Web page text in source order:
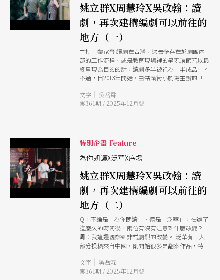
的市場考量，如此共時，多少暗示著社會氛圍之於
自掏腰包，成為劇場實驗的白老鼠（雖說這個提
問，似乎也不限於讀劇演出）？先不提每場讀劇各
自初衷，一旦售票成為商業行為，便不能不從經濟
角度顧慮觀眾感受，多少還是得讓觀眾覺得精采，
好聽好看。這大概也是理應低成本、形式單純的讀
劇，卻總是在展演規模之間拉扯，甚至加入簡單走
位、燈光變化、音效搭配，以豐富舞台變化的原因
演也帶入自身美學偏好與劇本詮釋，更加模糊劇本
原初面貌。往好處想，在讀劇階段能有導演從另一
表，有時吸引人的正是未被局限的可能性。大型商
業劇場以讀劇導入「作品開發」思維，近年在音樂
劇更為常見，公部門場館如臺北表演藝術中心、衛
或持續投入資源，民間單位也有榮耀基金會與文化
樂劇創投媒合平台」。 從產業面來看，讀劇能協
助篩選具有發展潛力的作品；但若從創
姚立群X周慧玲X吳政翰：讀
劇，再次建構編劇可以前往的
地方（一）
主持 黎家齊 讀劇在台灣，過去多存在於劇團內
部的工作流程、或是教育現場裡的呈現環節若以最
終呈現為目的的話，讀劇多半被視為「半成品」。
不過，自2013年開始，由牯嶺街小劇場主辦的「為
農場」出現，讀劇的生態似乎有了轉捩點。「為你
朗讀」與「劇本農場」獲得劇本的方式不同，一是
而「為你朗讀」則因不同屆數有相異做法）。 到
了2015年的「全球泛華青年劇本創作」（後簡稱
「泛華」）更是將收攏劇本的方式設定為競賽，並
期裡也有不同劇團、單位開始嘗試讀劇節相關活
持續至今。這直接影響到讀劇可以被執行的目的、
功能，乃至於整體形式、內容的變動，甚至更往
「演出形式的一種」靠攏。「序場劇本發展中心」
（後簡稱「序場」）於2024年登場，有意識地以劇
本孵育為核心，在劇本競賽、徵集、場館營運、學
術研究、翻譯傳播等方向裡，理出一條承先啟後的
道路。 本次，PAR邀請到「為你朗讀」創辦人、牯
劇暨表演產業研究學會理事長周慧玲，以及「序
場」藝術總監吳政翰，藉由對話建構讀劇在台灣的
文字 | 吳岳霖
第361期 / 2025年12月號
特別企畫 Feature
為你朗讀X泛華X序場
姚立群X周慧玲X吳政翰：讀
劇，再次建構編劇可以前往的
地方（二）
Q：不論是「為你朗讀」、還是「泛華」，在辦了
這麼久的時間後，兩位有沒有注意到什麼改變？
周：我這邊觀察到非常劇烈的改變。 泛華有一大
部分投稿來自中國，剛開始很多是翻案作品，特別
的樹洞。也有段時間，得獎作品中關於隔代教養的
特別多。 最近這幾年來講，最大的驚喜是，開始
文字 | 吳岳霖
第361期 / 2025年12月號